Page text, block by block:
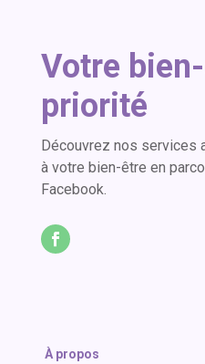
Votre
priorité
Découvrez nos services
à votre bien-être en
Facebook.
À propos